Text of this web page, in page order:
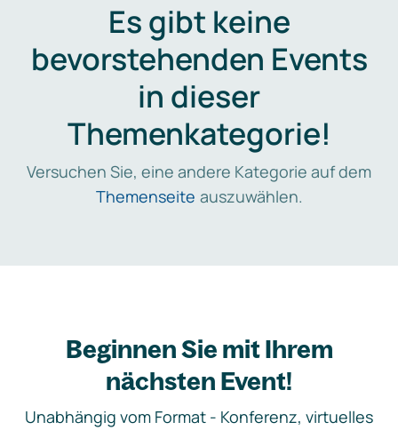
Es gibt keine
bevorstehenden Events
in dieser
Themenkategorie!
Versuchen Sie, eine andere Kategorie auf dem
Themenseite auszuwählen.
Beginnen Sie mit Ihrem
nächsten Event!
Unabhängig vom Format - Konferenz, virtuelles